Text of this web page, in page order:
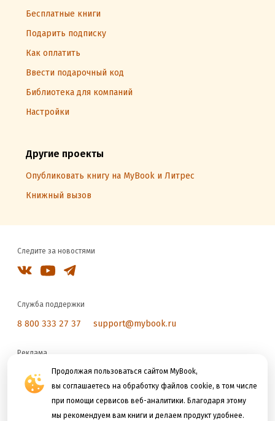
Продолжая пользоваться сайтом MyBook,
вы соглашаетесь на обработку файлов cookie, в том числе
при помощи сервисов веб-аналитики. Благодаря этому
мы рекомендуем вам книги и делаем продукт удобнее.
Бесплатные книги
Подарить подписку
Как оплатить
Ввести подарочный код
Библиотека для компаний
Настройки
Другие проекты
Опубликовать книгу на MyBook и Литрес
Книжный вызов
Следите за новостями
Служба поддержки
8 800 333 27 37 support@mybook.ru
Реклама
reklama@litres.ru
Мы принимаем к оплате